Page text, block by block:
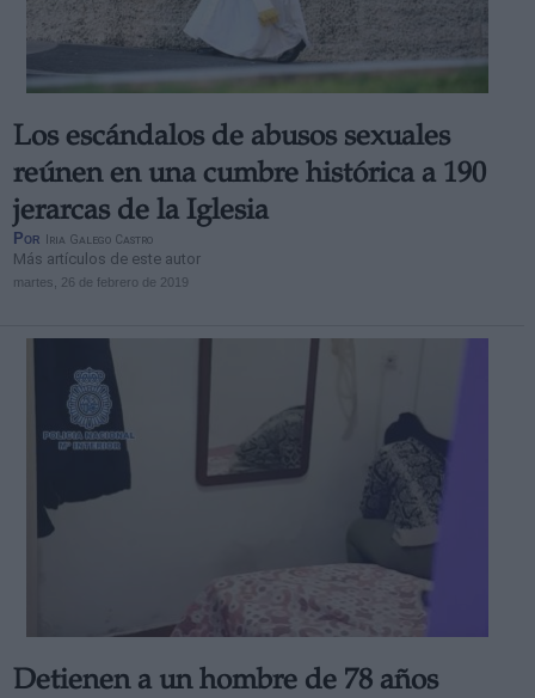
Los escándalos de abusos sexuales
reúnen en una cumbre histórica a 190
jerarcas de la Iglesia
Por Iria Galego Castro
Más artículos de este autor
martes, 26 de febrero de 2019
Detienen a un hombre de 78 años
Derechos:
link
Información adicional
link